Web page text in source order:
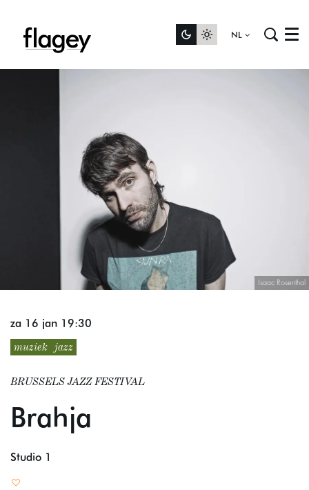
NL Menu
Isaac Rosenthal
muziek jazz
Brahja
BRUSSELS JAZZ FESTIVAL
za 16 jan 19:30
Studio 1